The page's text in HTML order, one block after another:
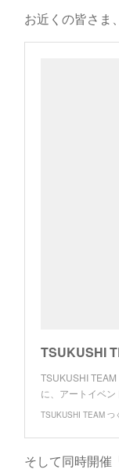
お近くの皆さま
TSUKUSHI
TSUKUSHI
に、アートイベン
TSUKUSHI TEAM つ
そして同時開催